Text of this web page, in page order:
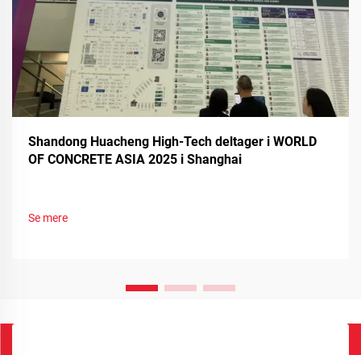
Shandong Huacheng High-Tech deltager i WORLD
OF CONCRETE ASIA 2025 i Shanghai
Se mere